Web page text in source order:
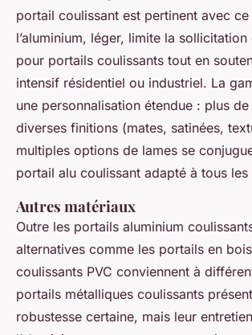
portail coulissant est pertinent avec
l’aluminium, léger, limite la
pour portails coulissants tout en
intensif résidentiel ou industriel. La
une personnalisation étendue : plus
diverses finitions (mates, satinées,
multiples options de lames se
portail alu coulissant adapté à tous les
Autres matériaux
Outre les portails aluminium
alternatives comme les portails en
coulissants PVC conviennent à
portails métalliques coulissants
robustesse certaine, mais leur